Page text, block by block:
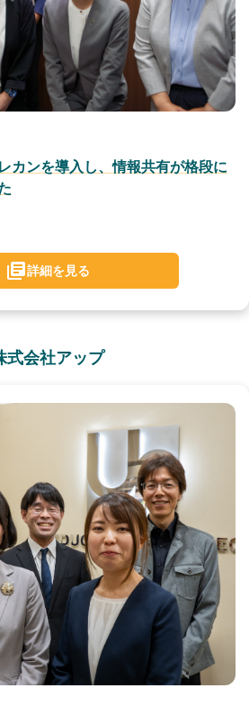
カンを導入し、情報共有が格段に
詳細を見る
式会社アップ